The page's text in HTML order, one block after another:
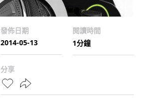
發佈日期
2014-05-13
閱讀時間
1分鐘
分享